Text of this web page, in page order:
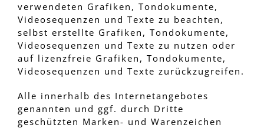
verwendeten Grafiken, Tondokumente,
Videosequenzen und Texte zu beachten,
selbst erstellte Grafiken, Tondokumente,
Videosequenzen und Texte zu nutzen oder
auf lizenzfreie Grafiken, Tondokumente,
Videosequenzen und Texte zurückzugreifen.
Alle innerhalb des Internetangebotes
genannten und ggf. durch Dritte
geschützten Marken- und Warenzeichen